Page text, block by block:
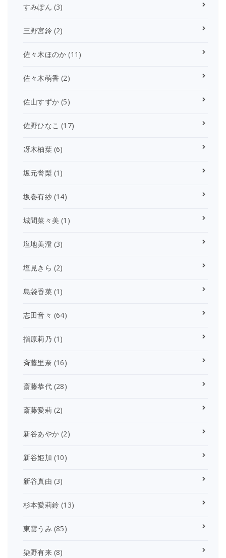
すみぽん (3)
三野宮鈴(2)
佐々木ほのか (11)
佐々木萌香 (2)
佐山すずか (5)
佐野ひなこ (17)
冴木柚葉(6)
坂元誉梨 (1)
坂巻有紗(14)
城間菜々美 (1)
塩地美澄(3)
塩見きら (2)
島袋香菜(1)
志田音々 (64)
指原莉乃 (1)
斉藤里奈 (16)
斎藤恭代(28)
斎藤愛莉 (2)
新谷あやか (2)
新谷姫加 (10)
新谷真由 (3)
杉本愛莉鈴 (13)
東雲うみ (85)
染野有来(8)